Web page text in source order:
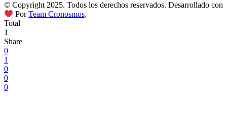
© Copyright 2025. Todos los derechos reservados. Desarrollado con
PorTeam Cronosmos.
Total
1
Share
0
1
0
0
0